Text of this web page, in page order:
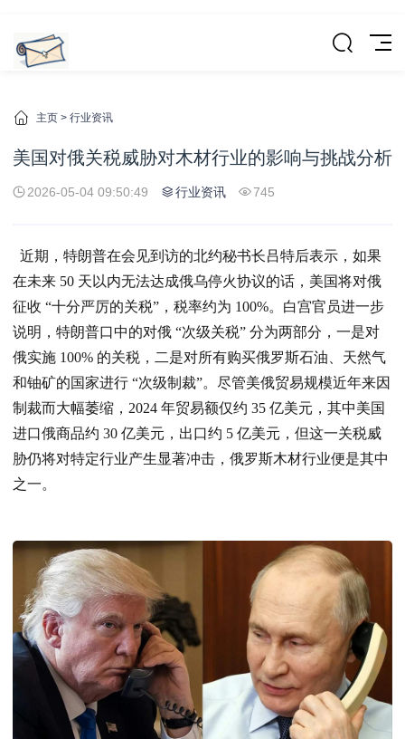
主页 > 行业资讯
美国对俄关税威胁对木材行业的影响与挑战分析
2026-05-04 09:50:49 行业资讯 745
近期，特朗普在会见到访的北约秘书长吕特后表示，如果
在未来 50 天以内无法达成俄乌停火协议的话，美国将对俄
征收 “十分严厉的关税”，税率约为 100%。白宫官员进一步
说明，特朗普口中的对俄 “次级关税” 分为两部分，一是对
俄实施 100% 的关税，二是对所有购买俄罗斯石油、天然气
和铀矿的国家进行 “次级制裁”。尽管美俄贸易规模近年来因
制裁而大幅萎缩，2024 年贸易额仅约 35 亿美元，其中美国
进口俄商品约 30 亿美元，出口约 5 亿美元，但这一关税威
胁仍将对特定行业产生显著冲击，俄罗斯木材行业便是其中
之一。​